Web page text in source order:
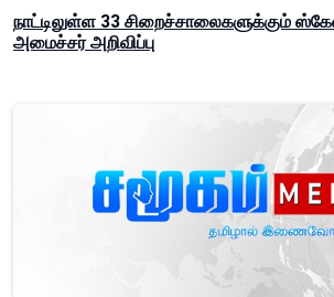
நாட்டிலுள்ள 33 சிறைச்சாலைகளுக்கும்
அமைச்சர் அறிவிப்பு